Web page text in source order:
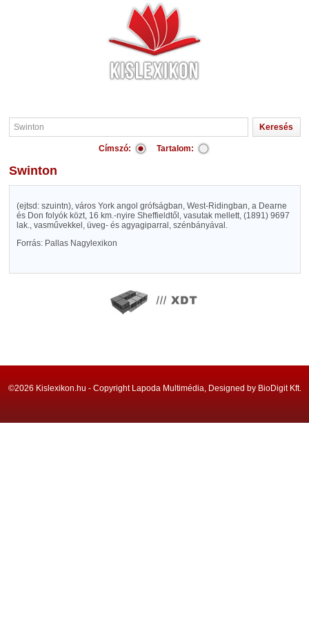
Címszó: Tartalom:
Swinton
(ejtsd: szuintn), város York angol grófságban, West-Ridingban, a Dearne
és Don folyók közt, 16 km.-nyire Sheffieldtől, vasutak mellett, (1891) 9697
lak., vasművekkel, üveg- és agyagiparral, szénbányával.
Forrás: Pallas Nagylexikon
©2026 Kislexikon.hu - Copyright Lapoda Multimédia, Designed by BioDigit Kft.